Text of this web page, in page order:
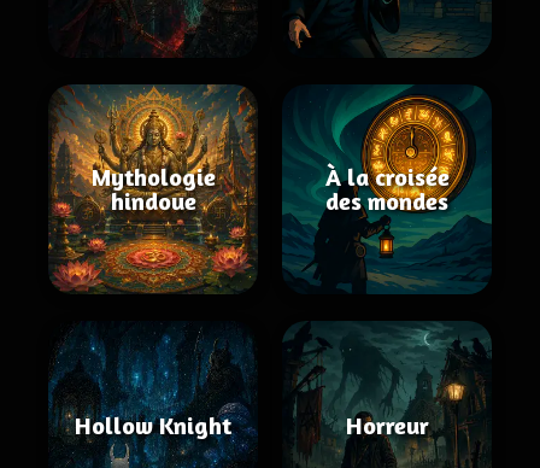
Mythologie
hindoue
À la croisée
des mondes
Hollow Knight Horreur